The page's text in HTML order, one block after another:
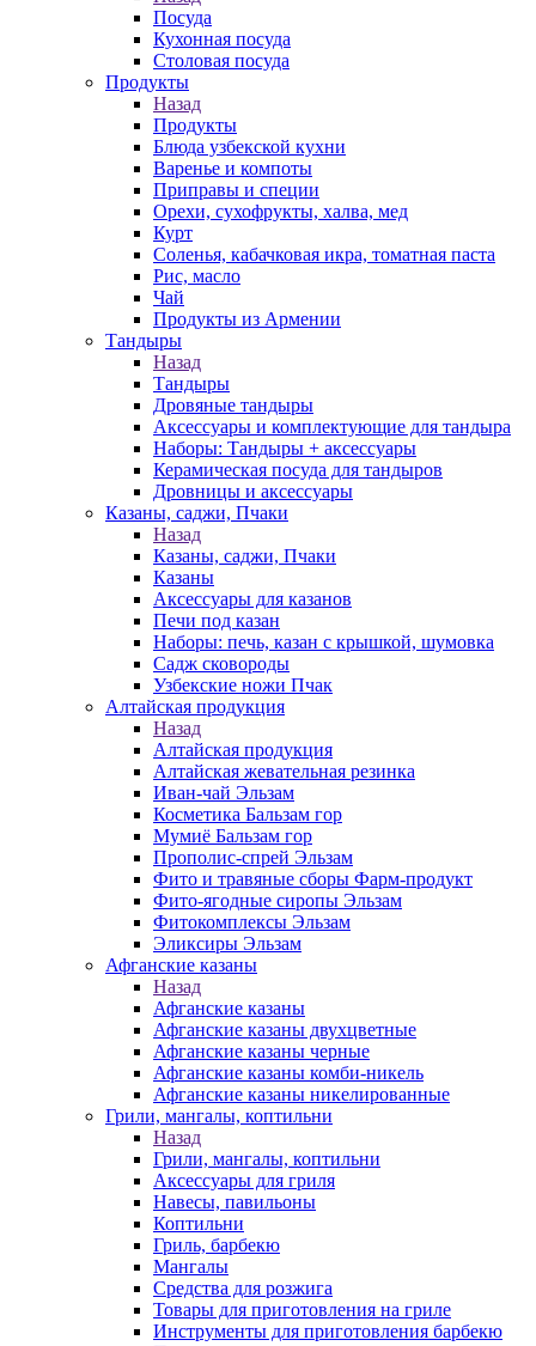
Посуда
Кухонная посуда
Столовая посуда
Продукты
Назад
Продукты
Блюда узбекской кухни
Варенье и компоты
Приправы и специи
Орехи, сухофрукты, халва, мед
Курт
Соленья, кабачковая икра, томатная паста
Рис, масло
Чай
Продукты из Армении
Тандыры
Назад
Тандыры
Дровяные тандыры
Аксессуары и комплектующие для тандыра
Наборы: Тандыры + аксессуары
Керамическая посуда для тандыров
Дровницы и аксессуары
Казаны, саджи, Пчаки
Назад
Казаны, саджи, Пчаки
Казаны
Аксессуары для казанов
Печи под казан
Наборы: печь, казан с крышкой, шумовка
Садж сковороды
Узбекские ножи Пчак
Алтайская продукция
Назад
Алтайская продукция
Алтайская жевательная резинка
Иван-чай Эльзам
Косметика Бальзам гор
Мумиё Бальзам гор
Прополис-спрей Эльзам
Фито и травяные сборы Фарм-продукт
Фито-ягодные сиропы Эльзам
Фитокомплексы Эльзам
Эликсиры Эльзам
Афганские казаны
Назад
Афганские казаны
Афганские казаны двухцветные
Афганские казаны черные
Афганские казаны комби-никель
Афганские казаны никелированные
Грили, мангалы, коптильни
Назад
Грили, мангалы, коптильни
Аксессуары для гриля
Навесы, павильоны
Коптильни
Гриль, барбекю
Мангалы
Средства для розжига
Товары для приготовления на гриле
Инструменты для приготовления барбекю